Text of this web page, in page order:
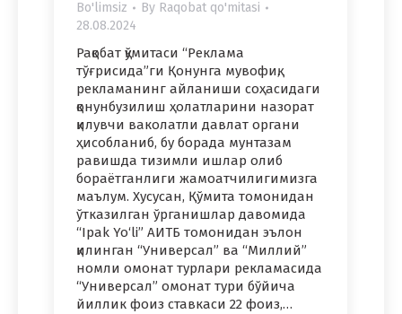
Bo'limsiz By Raqobat qo'mitasi
28.08.2024
Рақобат қўмитаси “Реклама
тўғрисида”ги Қонунга мувофиқ,
рекламанинг айланиши соҳасидаги
қонунбузилиш ҳолатларини назорат
қилувчи ваколатли давлат органи
ҳисобланиб, бу борада мунтазам
равишда тизимли ишлар олиб
бораётганлиги жамоатчилигимизга
маълум. Хусусан, Қўмита томонидан
ўтказилган ўрганишлар давомида
“Ipak Yo‘li” АИТБ томонидан эълон
қилинган “Универсал” ва “Миллий”
номли омонат турлари рекламасида
“Универсал” омонат тури бўйича
йиллик фоиз ставкаси 22 фоиз,…